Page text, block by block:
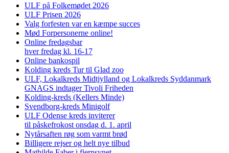
ULF på Folkemødet 2026
ULF Prisen 2026
Valg forfesten var en kæmpe succes
Mød Forpersonerne online!
Online fredagsbar
hver fredag kl. 16-17
Online bankospil
Kolding kreds Tur til Glad zoo
ULF, Lokalkreds Midtjylland og Lokalkreds Syddanmark
GNAGS indtager Tivoli Friheden
Kolding-kreds (Kellers Minde)
Svendborg-kreds Minigolf
ULF Odense kreds inviterer
til påskefrokost onsdag d. 1. april
Nytårsaften røg som varmt brød
Billigere rejser og helt nye tilbud